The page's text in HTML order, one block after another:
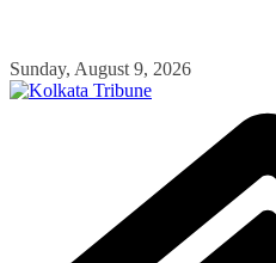
Skip
to
Sunday, August 9, 2026